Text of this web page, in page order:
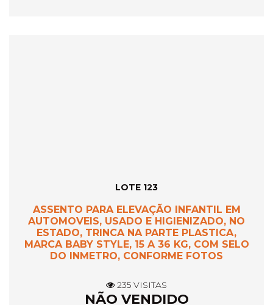
LOTE 123
ASSENTO PARA ELEVAÇÃO INFANTIL EM
AUTOMOVEIS, USADO E HIGIENIZADO, NO
ESTADO, TRINCA NA PARTE PLASTICA,
MARCA BABY STYLE, 15 A 36 KG, COM SELO
DO INMETRO, CONFORME FOTOS
235 VISITAS
NÃO VENDIDO